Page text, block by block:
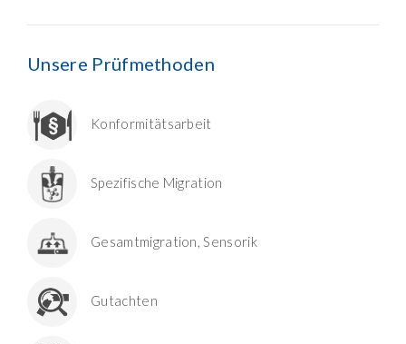
Unsere Prüfmethoden
Konformitätsarbeit
Spezifische Migration
Gesamtmigration, Sensorik
Gutachten